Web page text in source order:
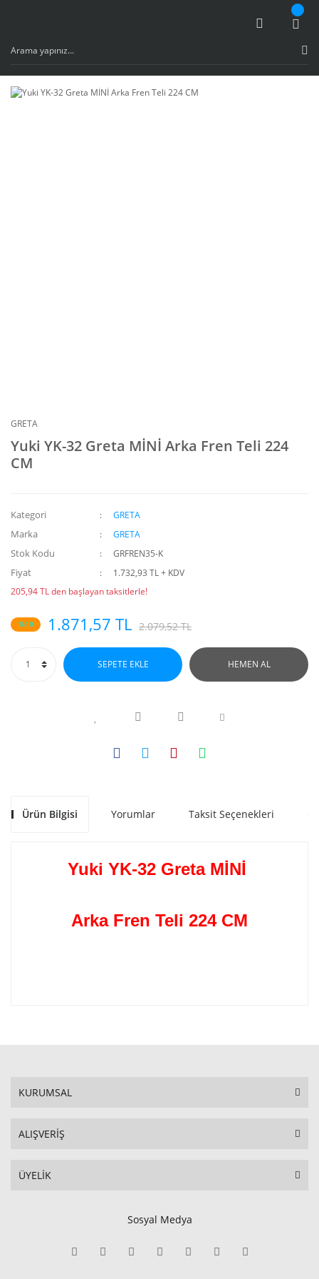
GRETA
Yuki YK-32 Greta MİNİ Arka Fren Teli 224
CM
Kategori GRETA
Marka GRETA
Stok Kodu GRFREN35-K
Fiyat
1.732,93 TL + KDV
205,94 TL den başlayan taksitlerle!
%10 1.871,57 TL 2.079,52 TL
SEPETE EKLE HEMEN AL
Ürün Bilgisi Yorumlar Taksit Seçenekleri
Yuki YK-32 Greta MİNİ
Arka Fren Teli 224 CM
KURUMSAL
ALIŞVERİŞ
ÜYELİK
Sosyal Medya